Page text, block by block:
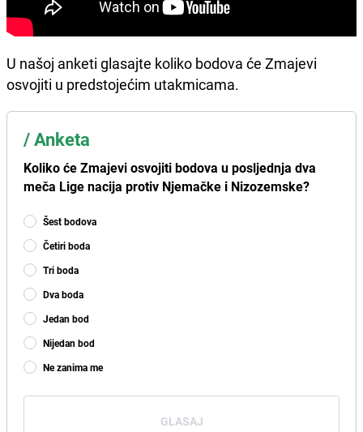
U našoj anketi glasajte koliko bodova će Zmajevi
osvojiti u predstojećim utakmicama.
/Anketa
Koliko će Zmajevi osvojiti bodova u posljednja dva
meča Lige nacija protiv Njemačke i Nizozemske?
Šest bodova
Četiri boda
Tri boda
Dva boda
Jedan bod
Nijedan bod
Ne zanima me
GLASAJ